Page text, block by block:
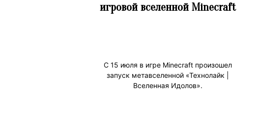
игровой вселенной Minecraft
С 15 июля в игре Minecraft произошел
запуск метавселенной «Технолайк |
Вселенная Идолов».